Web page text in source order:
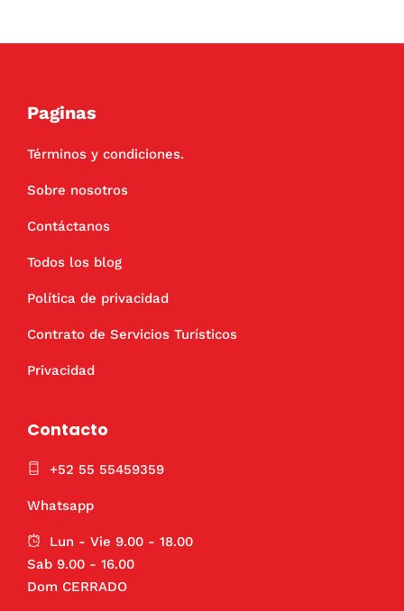
Paginas
Términos y condiciones.
Sobre nosotros
Contáctanos
Todos los blog
Política de privacidad
Contrato de Servicios Turísticos
Privacidad
Contacto
+52 55 55459359
Whatsapp
Lun - Vie 9.00 - 18.00
Sab 9.00 - 16.00
Dom CERRADO